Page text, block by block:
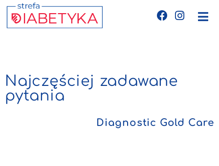
Telemedycyna
Najczęściej zadawane
pytania
Diagnostic Gold Care